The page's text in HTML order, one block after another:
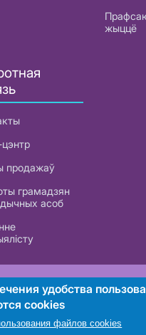
жыццё
продажаў
грамадзян
асоб
УНП 101007741
удобства
cookies
файлов cookies